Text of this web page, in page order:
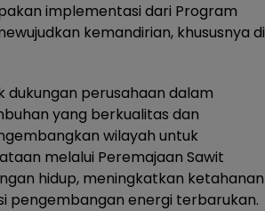
implementasi dari Program
kemandirian, khususnya di
dukungan perusahaan dalam
yang berkualitas dan
wilayah untuk
melalui Peremajaan Sawit
hidup, meningkatkan ketahanan
pengembangan energi terbarukan.